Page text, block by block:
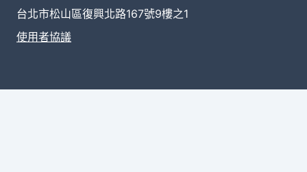
台北市松山區復興北路167號9樓之1
使用者協議